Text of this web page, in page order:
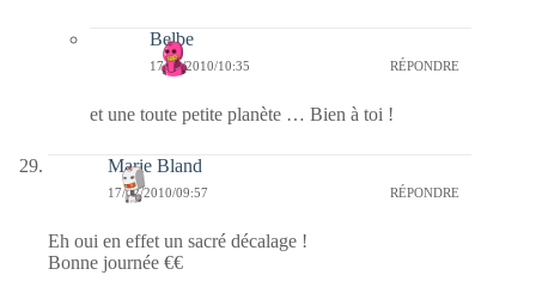
Belbe
17/02/2010/10:35 RÉPONDRE
et une toute petite planète … Bien à toi !
Marie Bland
17/02/2010/09:57 RÉPONDRE
Eh oui en effet un sacré décalage !
Bonne journée €€